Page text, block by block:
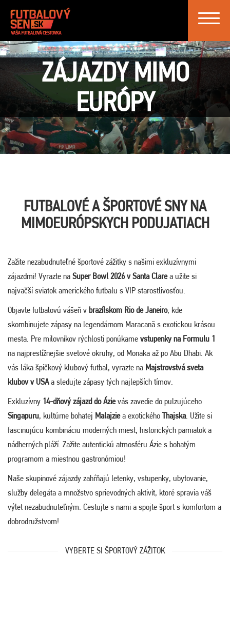
ZÁJAZDY MIMO
EURÓPY
FUTBALOVÉ A ŠPORTOVÉ SNY NA
MIMOEURÓPSKYCH PODUJATIACH
Zažite nezabudnuteľné športové zážitky s našimi exkluzívnymi
zájazdmi! Vyrazte na Super Bowl 2026 v Santa Clarea užite si
najväčší sviatok amerického futbalu s VIP starostlivosťou.
Objavte futbalovú vášeň v brazílskom Rio de Janeiro, kde
skombinujete zápasy na legendárnom Maracanã s exotickou krásou
mesta. Pre milovníkov rýchlosti ponúkame vstupenky na Formulu 1
na najprestížnejšie svetové okruhy, od Monaka až po Abu Dhabi. Ak
vás láka špičkový klubový futbal, vyrazte na Majstrovstvá sveta
klubov v USAa sledujte zápasy tých najlepších tímov.
Exkluzívny 14-dňový zájazd do Ázievás zavedie do pulzujúceho
Singapuru, kultúrne bohatej Malajziea exotického Thajska. Užite si
fascinujúcu kombináciu moderných miest, historických pamiatok a
nádherných pláží. Zažite autentickú atmosféru Ázie s bohatým
programom a miestnou gastronómiou!
Naše skupinové zájazdy zahŕňajú letenky, vstupenky, ubytovanie,
služby delegáta a množstvo sprievodných aktivít, ktoré spravia váš
výlet nezabudnuteľným. Cestujte s nami a spojte šport s komfortom a
dobrodružstvom!
VYBERTE SI ŠPORTOVÝ ZÁŽITOK